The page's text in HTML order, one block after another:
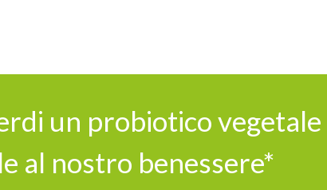
un probiotico vegetale
al nostro benessere*